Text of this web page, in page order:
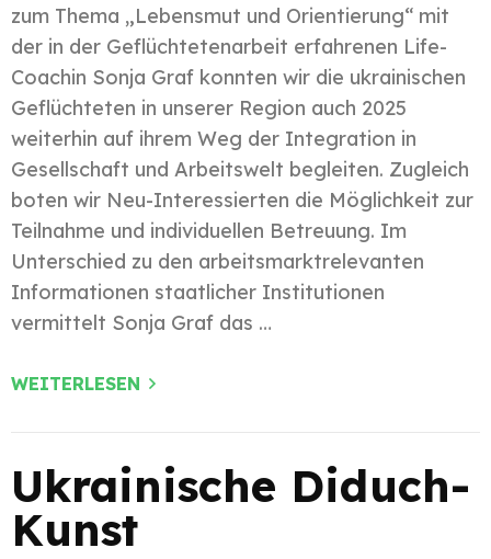
zum Thema „Lebensmut und Orientierung“ mit
der in der Geflüchtetenarbeit erfahrenen Life-
Coachin Sonja Graf konnten wir die ukrainischen
Geflüchteten in unserer Region auch 2025
weiterhin auf ihrem Weg der Integration in
Gesellschaft und Arbeitswelt begleiten. Zugleich
boten wir Neu-Interessierten die Möglichkeit zur
Teilnahme und individuellen Betreuung. Im
Unterschied zu den arbeitsmarktrelevanten
Informationen staatlicher Institutionen
vermittelt Sonja Graf das …
WEITERLESEN
Ukrainische Diduch-
Kunst